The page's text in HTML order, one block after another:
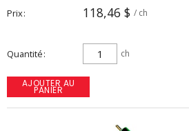
Prix 118,46 $ / ch
Quantité ch
AJOUTER AU
PANIER